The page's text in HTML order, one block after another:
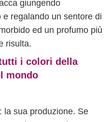
giungendo
e regalando un sentore di
ed un profumo più
risulta.
i colori della
mondo
la sua produzione. Se